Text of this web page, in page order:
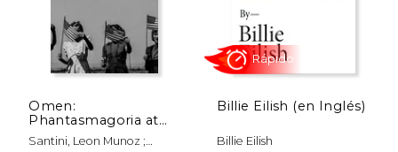
Rápido
Omen:
Phantasmagoria at
the Farm Security
Administration
Santini, Leon Munoz ;
Billie Eilish (en Inglés)
Billie Eilish